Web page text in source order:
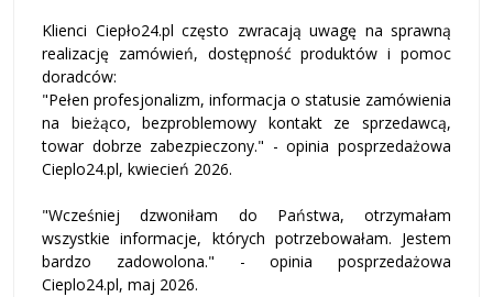
Klienci Ciepło24.pl często zwracają uwagę na sprawną
realizację zamówień, dostępność produktów i pomoc
doradców:
"Pełen profesjonalizm, informacja o statusie zamówienia
na bieżąco, bezproblemowy kontakt ze sprzedawcą,
towar dobrze zabezpieczony." - opinia posprzedażowa
Cieplo24.pl, kwiecień 2026.
"Wcześniej dzwoniłam do Państwa, otrzymałam
wszystkie informacje, których potrzebowałam. Jestem
bardzo zadowolona." - opinia posprzedażowa
Cieplo24.pl, maj 2026.